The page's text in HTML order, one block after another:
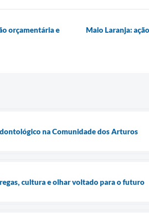
orçamentária e
Maio Laranja:
na Comunidade dos Arturos
cultura e olhar voltado para o futuro